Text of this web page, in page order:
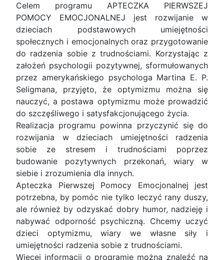
Celem programu APTECZKA PIERWSZEJ
POMOCY EMOCJONALNEJ jest rozwijanie w
dzieciach podstawowych umiejętności
społecznych i emocjonalnych oraz przygotowanie
do radzenia sobie z trudnościami. Korzystając z
założeń psychologii pozytywnej, sformułowanych
przez amerykańskiego psychologa Martina E. P.
Seligmana, przyjęto, że optymizmu można się
nauczyć, a postawa optymizmu może prowadzić
do szczęśliwego i satysfakcjonującego życia.
Realizacja programu powinna przyczynić się do
rozwijania w dzieciach umiejętności radzenia
sobie ze stresem i trudnościami poprzez
budowanie pozytywnych przekonań, wiary w
siebie i zrozumienia dla innych.
Apteczka Pierwszej Pomocy Emocjonalnej jest
potrzebna, by pomóc nie tylko leczyć rany duszy,
ale również by odzyskać dobry humor, nadzieję i
nabywać odporność psychiczną. Chcemy uczyć
dzieci optymizmu, wiary we własne siły i
umiejętności radzenia sobie z trudnościami.
Więcej informacji o programie można znaleźć na